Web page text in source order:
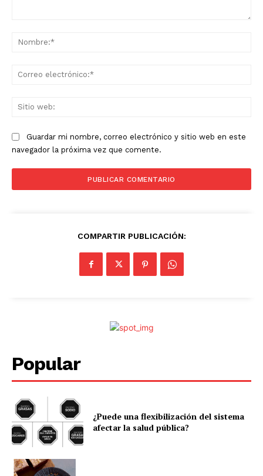
Guardar mi nombre, correo electrónico y sitio web en este
navegador la próxima vez que comente.
COMPARTIR PUBLICACIÓN:
Popular
¿Puede una flexibilización del sistema
afectar la salud pública?